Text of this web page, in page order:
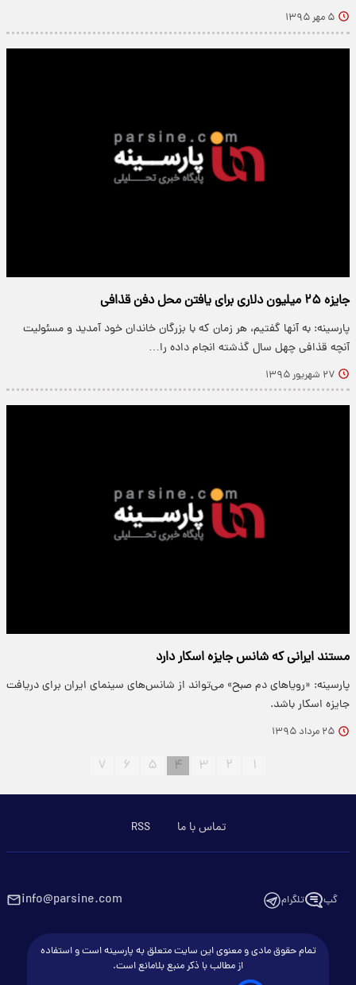
۵ مهر ۱۳۹۵
جایزه ۲۵ میلیون دلاری برای یافتن محل دفن قذافی
پارسینه: به آنها گفتیم، هر زمان که با بزرگان خاندان خود آمدید و مسئولیت
آنچه قذافی چهل سال گذشته انجام داده را…
۲۷ شهریور ۱۳۹۵
مستند ایرانی که شانس جایزه اسکار دارد
پارسینه: «رویاهای دم صبح» می‌تواند از شانس‌های سینمای ایران برای دریافت
جایزه اسكار باشد.
۲۵ مرداد ۱۳۹۵
۱ ۲ ۳ ۴ ۵ ۶ ۷
تماس با ما RSS
گپ تلگرام info@parsine.com
تمام حقوق مادی و معنوی این سایت متعلق به پارسینه است و استفاده
از مطالب با ذکر منبع بلامانع است.